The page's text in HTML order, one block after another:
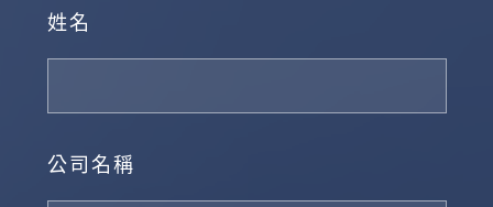
姓名
公司名稱